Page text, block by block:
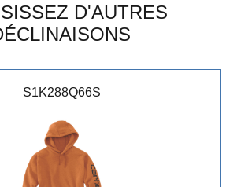
D'AUTRES
S1K288Q66S